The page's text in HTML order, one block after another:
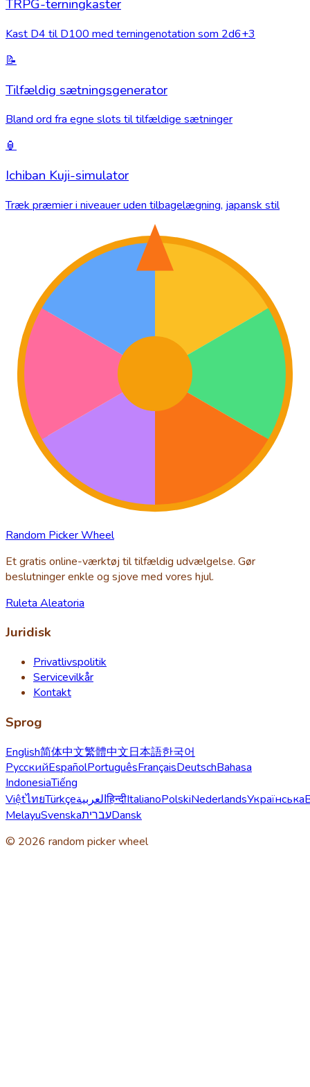
TRPG-terningkaster
Kast D4 til D100 med terningenotation som 2d6+3
📝
Tilfældig sætningsgenerator
Bland ord fra egne slots til tilfældige sætninger
🏮
Ichiban Kuji-simulator
Træk præmier i niveauer uden tilbagelægning, japansk stil
Random Picker Wheel
Et gratis online-værktøj til tilfældig udvælgelse. Gør
beslutninger enkle og sjove med vores hjul.
Ruleta Aleatoria
Juridisk
Privatlivspolitik
Servicevilkår
Kontakt
Sprog
English简体中文繁體中文日本語한국어
РусскийEspañolPortuguêsFrançaisDeutschBahasa
IndonesiaTiếng
ViệtไทยTürkçeالعربيةहिन्दीItalianoPolskiNederlandsУкраїнська
MelayuSvenskaעבריתDansk
© 2026 random picker wheel